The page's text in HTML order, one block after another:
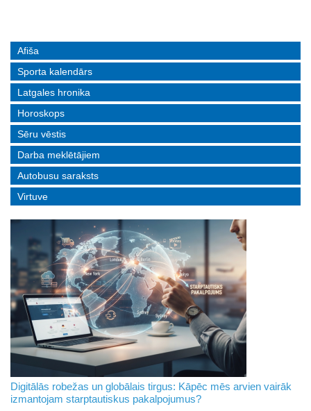
Afiša
Sporta kalendārs
Latgales hronika
Horoskops
Sēru vēstis
Darba meklētājiem
Autobusu saraksts
Virtuve
Digitālās robežas un globālais tirgus: Kāpēc mēs arvien vairāk
izmantojam starptautiskus pakalpojumus?